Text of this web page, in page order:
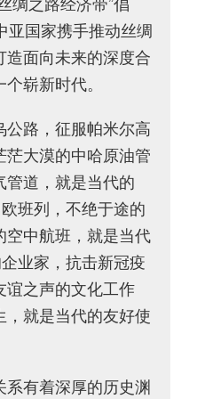
亚国家携手推动丝绸
造面向未来的深度合
崭新时代。
路，征服帕米尔高
茫大漠的中哈原油管
道，就是当代的
班列，不绝于途的
中航班，就是当代
业家，抗击新冠疫
谊之声的文化工作
就是当代的友好使
有着深厚的历史渊